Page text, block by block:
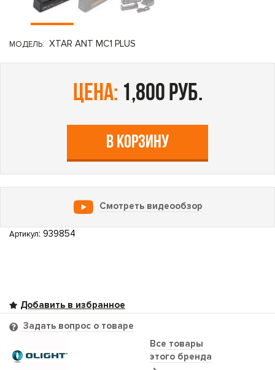
МОДЕЛЬ: XTAR ANT MC1 PLUS
цена: 1,800 руб.
В КОРЗИНУ
Смотреть видеообзор
Артикул: 939854
Все товары
этого бренда
Задать вопрос о товаре